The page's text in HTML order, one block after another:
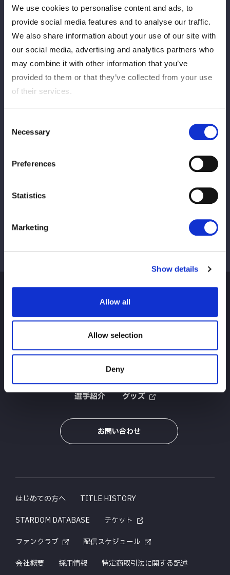
We use cookies to personalise content and ads, to
provide social media features and to analyse our traffic.
We also share information about your use of our site with
our social media, advertising and analytics partners who
may combine it with other information that you’ve
provided to them or that they’ve collected from your use
of their services.
Selection
Necessary
Preferences
Statistics
Marketing
Show details
Allow all
Allow selection
Deny
https://hrmos.co/pages/bushiroad/jobs/0000269
アルバイト・パート
下記URLより内容をご確認の上、ご応募くださいませ。
スケジュール
選手紹介 グッズ
お問い合わせ
はじめての方へ
TITLE HISTORY
STARDOM DATABASE
チケット
ファンクラブ
配信スケジュール
会社概要
採用情報 特定商取引法に関する記述